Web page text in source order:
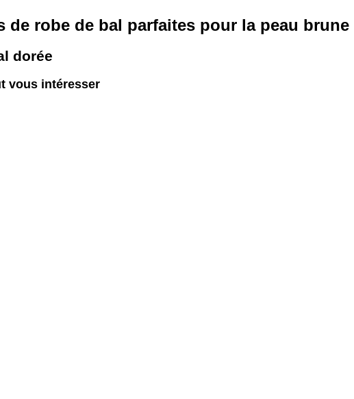
de robe de bal parfaites pour la peau brune
dorée
vous intéresser